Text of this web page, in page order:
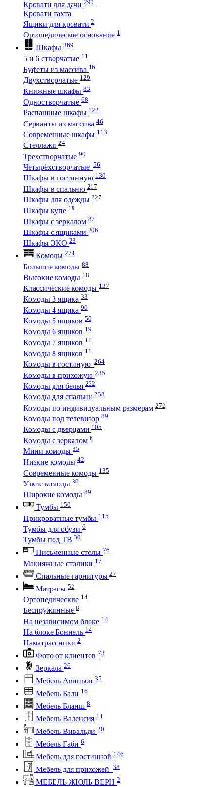
Кровати для дачи 290
Кровати тахта
Ящики для кровати 2
Ортопедическое основание 1
Шкафы 369
5 и 6 створчатые 11
Буфеты из массива 16
Двухстворчатые 129
Книжные шкафы 83
Одностворчатые 68
Распашные шкафы 322
Серванты из массива 46
Современные шкафы 113
Стеллажи 24
Трехстворчатые 90
Четырёхстворчатые 56
Шкафы в гостинную 130
Шкафы в спальню 217
Шкафы для одежды 227
Шкафы купе 19
Шкафы с зеркалом 87
Шкафы с ящиками 206
Шкафы ЭКО 23
Комоды 274
Большие комоды 88
Высокие комоды 18
Классические комоды 137
Комоды 3 ящика 33
Комоды 4 ящика 90
Комоды 5 ящиков 50
Комоды 6 ящиков 19
Комоды 7 ящиков 11
Комоды 8 ящиков 11
Комоды в гостиную 264
Комоды в прихожую 235
Комоды для белья 232
Комоды для спальни 238
Комоды по индивидуальным размерам 272
Комоды под телевизор 89
Комоды с дверцами 105
Комоды с зеркалом 6
Мини комоды 35
Низкие комоды 42
Современные комоды 135
Узкие комоды 30
Широкие комоды 89
Тумбы 150
Прикроватные тумбы 115
Тумбы для обуви 6
Тумбы под ТВ 30
Письменные столы 76
Макияжные столики 17
Спальные гарнитуры 27
Матрасы 52
Ортопедические 14
Беспружинные 8
На независимом блоке 14
На блоке Боннель 14
Наматрассники 2
Фото от клиентов 73
Зеркала 26
Мебель Авиньон 35
Мебель Бали 16
Мебель Бланш 8
Мебель Валенсия 11
Мебель Вивальди 20
Мебель Габи 6
Мебель для гостинной 146
Мебель для прихожей 38
МЕБЕЛЬ ЖЮЛЬ ВЕРН 2